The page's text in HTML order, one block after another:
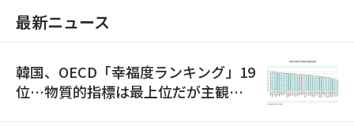
最新ニュース
韓国、OECD「幸福度ランキング」19
位…物質的指標は最上位だが主観的